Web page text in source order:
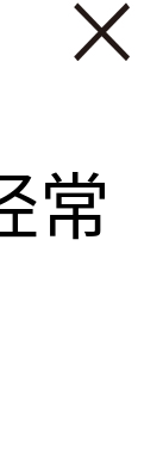
常